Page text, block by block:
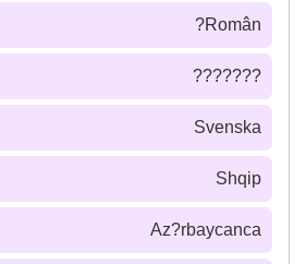
Român?
???????
Svenska
Shqip
Az?rbaycanca